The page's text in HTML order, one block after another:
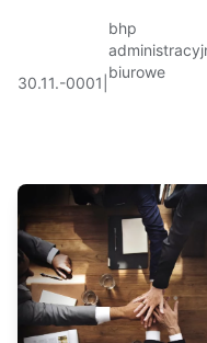
30.11.-0001
bhp
biurowe